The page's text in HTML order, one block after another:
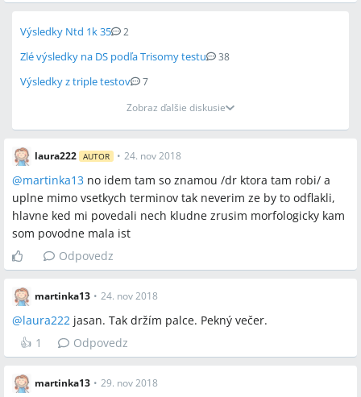
Výsledky Ntd 1k 35 2
Zlé výsledky na DS podľa Trisomy testu 38
Výsledky z triple testov
7
Zobraz ďalšie diskusie
laura222 AUTOR • 24. nov 2018
@martinka13 no idem tam so znamou /dr ktora tam robi/ a
uplne mimo vsetkych terminov tak neverim ze by to odflakli,
hlavne ked mi povedali nech kludne zrusim morfologicky kam
som povodne mala ist
Odpovedz
martinka13 • 24. nov 2018
@laura222 jasan. Tak držím palce. Pekný večer.
👍 1 Odpovedz
martinka13 • 29. nov 2018